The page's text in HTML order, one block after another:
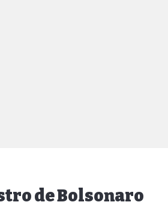
de Bolsonaro